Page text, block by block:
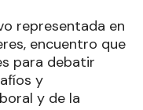
representada en
encuentro que
para debatir
y
y de la